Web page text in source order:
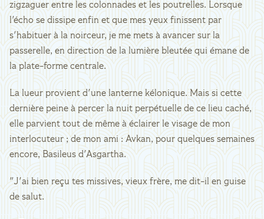
zigzaguer entre les colonnades et les poutrelles. Lorsque
l'écho se dissipe enfin et que mes yeux finissent par
s'habituer à la noirceur, je me mets à avancer sur la
passerelle, en direction de la lumière bleutée qui émane de
la plate-forme centrale.
La lueur provient d'une lanterne kélonique. Mais si cette
dernière peine à percer la nuit perpétuelle de ce lieu caché,
elle parvient tout de même à éclairer le visage de mon
interlocuteur ; de mon ami : Avkan, pour quelques semaines
encore, Basileus d'Asgartha.
"J'ai bien reçu tes missives, vieux frère, me dit-il en guise
de salut.